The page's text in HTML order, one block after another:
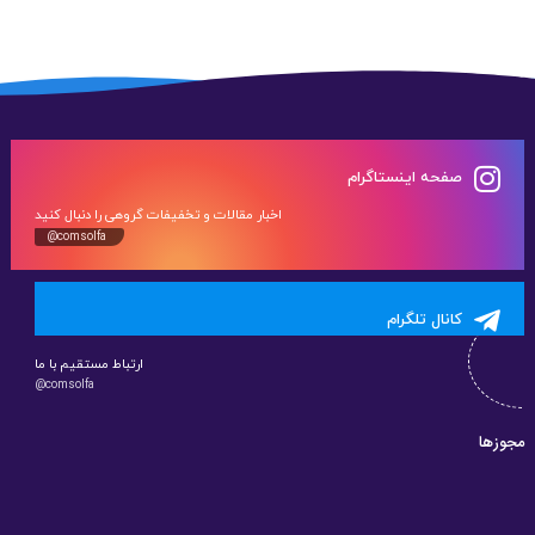
صفحه اینستاگرام
اخبار مقالات و تخفیفات گروهی را دنبال کنید
@comsolfa
کانال تلگرام
ارتباط مستقیم با ما
@comsolfa
مجوزها